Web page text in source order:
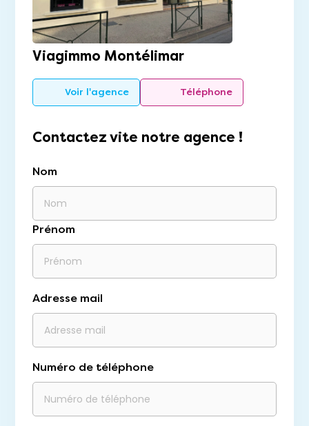
Viagimmo Montélimar
Voir l'agence Téléphone
Contactez vite notre agence !
Nom
Prénom
Adresse mail
Numéro de téléphone